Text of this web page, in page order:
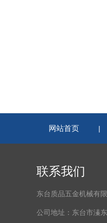
网站首页 |
联系我们
东台质品五金机械有限
公司地址：东台市溱